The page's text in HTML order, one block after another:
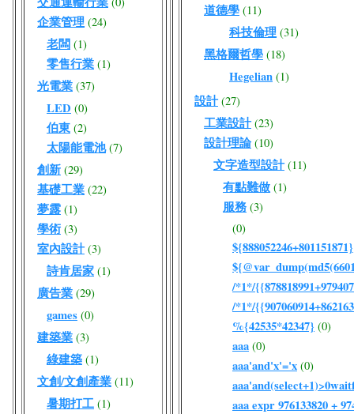
企業管理 (24)
老闆 (1)
零售行業 (1)
光電業 (37)
LED (0)
伯東 (2)
太陽能電池 (7)
創新 (29)
基礎工業 (22)
夢露 (1)
學術 (3)
室內設計 (3)
詩肯居家 (1)
廣告業 (29)
games (0)
建築業 (3)
綠建築 (1)
文創/文創產業 (11)
暑期打工 (1)
道德學 (11)
科技倫理 (31)
黑格爾哲學 (18)
Hegelian (1)
設計 (27)
工業設計 (23)
設計理論 (10)
文字造型設計 (11)
有點難做 (1)
服務 (3)
(0)
${888052246+801151871}
/*1*/
/*1*/
%{42535*42347} (0)
aaa (0)
aaa'and'x'='x (0)
aaa expr 976133820 +